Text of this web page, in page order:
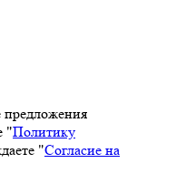
предложения
"Политику
"Согласие на